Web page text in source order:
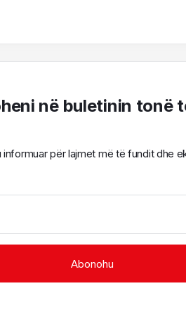
në buletinin tonë
për lajmet më të fundit dhe